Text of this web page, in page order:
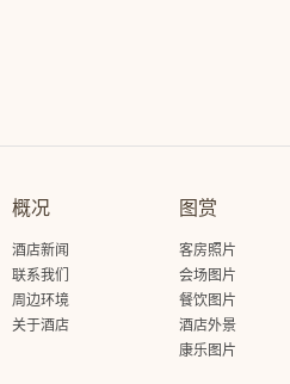
概况
酒店新闻
联系我们
周边环境
关于酒店
图赏
客房照片
会场图片
餐饮图片
酒店外景
康乐图片